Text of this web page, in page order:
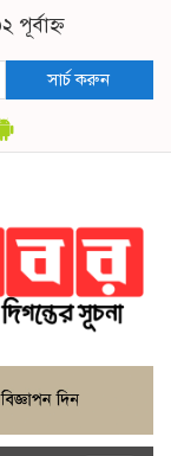
সার্চ করুন